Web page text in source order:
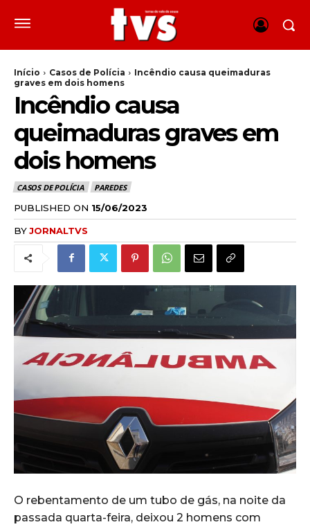
Início Casos de Polícia
Incêndio causa queimaduras
graves em dois homens
Incêndio causa
queimaduras graves em
dois homens
CASOS DE POLÍCIA PAREDES
PUBLISHED ON 15/06/2023
BYJORNALTVS
O rebentamento de um tubo de gás, na noite da
passada quarta-feira, deixou 2 homens com